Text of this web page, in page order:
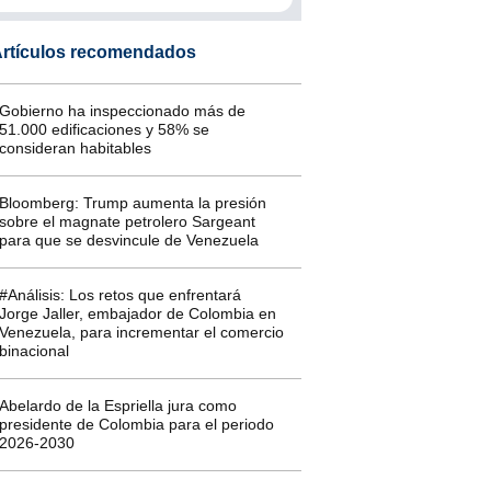
recomendados
ha inspeccionado más de
edificaciones y 58% se
habitables
Trump aumenta la presión
el magnate petrolero Sargeant
que se desvincule de Venezuela
Los retos que enfrentará
Jaller, embajador de Colombia en
para incrementar el comercio
de la Espriella jura como
de Colombia para el periodo
2030